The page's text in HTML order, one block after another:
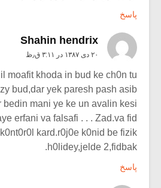
پاسخ
Shahin hendrix
۲۰ دی ۱۳۸۷ در ۳:۱۱ ق٫ظ
moafit khoda in bud ke ch0n tu
bud,dar yek paresh pash asib
bedin mani ye ke un avalin kesi
erfani va falsafi . . . Zad.va fid
kard.r0j0e k0nid be fizik
h0lidey,jelde 2,fidbak.
پاسخ